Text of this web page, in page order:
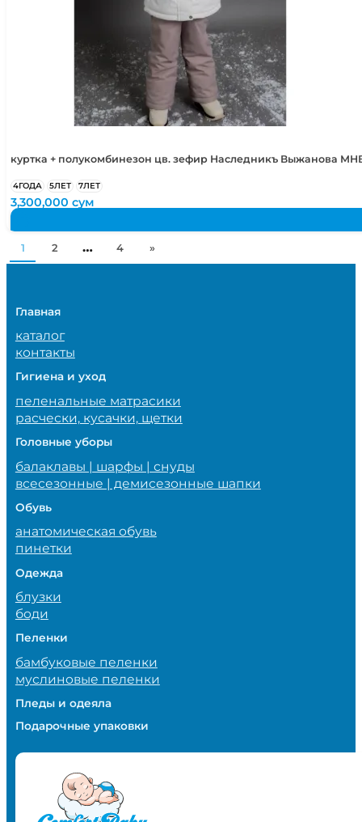
куртка + полукомбинезон цв. зефир Наследникъ Выжанова
4ГОДА 5ЛЕТ 7ЛЕТ
3,300,000сум
1 2 … 4 »
Главная
каталог
контакты
Гигиена и уход
пеленальные матрасики
расчески, кусачки, щетки
Головные уборы
балаклавы | шарфы | снуды
всесезонные | демисезонные шапки
Обувь
анатомическая обувь
пинетки
Одежда
блузки
боди
Пеленки
бамбуковые пеленки
муслиновые пеленки
Пледы и одеяла
Подарочные упаковки